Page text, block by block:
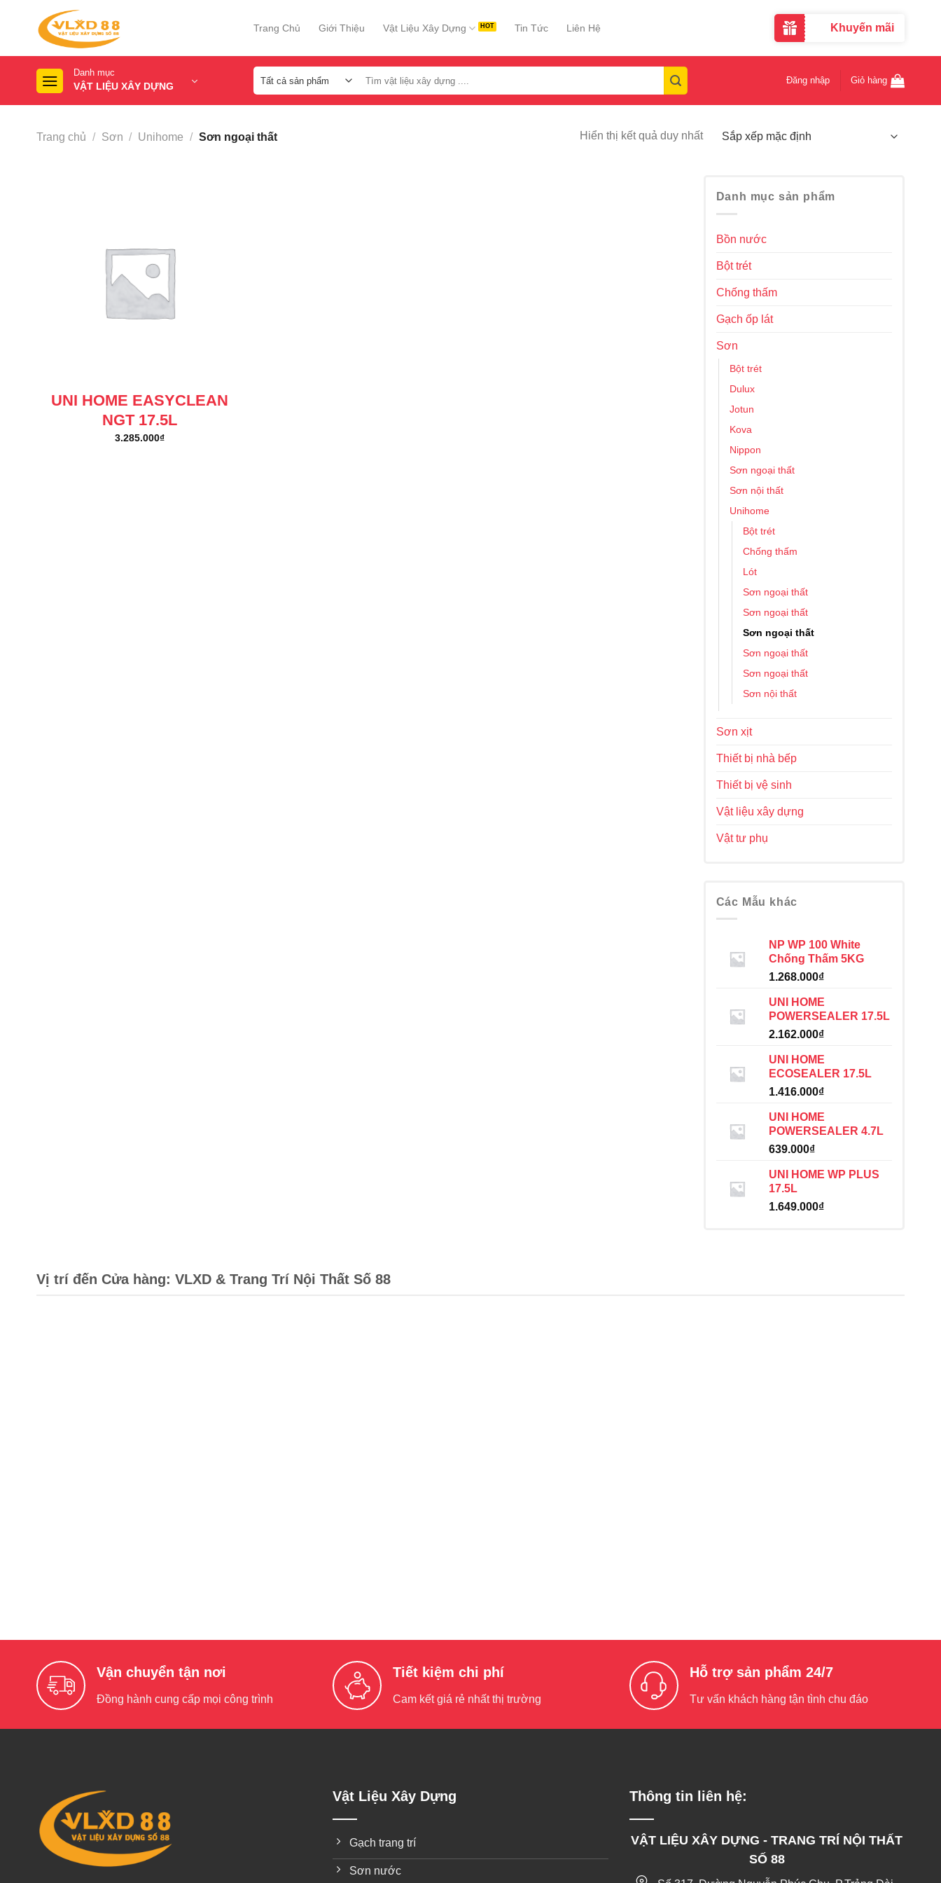
Trang Chủ Giới Thiệu Vật Liệu Xây Dựng Tin Tức Liên Hệ Khuyến mãi
Danh mục
VẬT LIỆU XÂY DỰNG
kiếm:
Đăng nhập Giỏ hàng
Trang chủ / Sơn / Unihome / Sơn ngoại thất Hiển thị kết quả duy nhất
UNI HOME EASYCLEAN
NGT 17.5L
3.285.000₫
Danh mục sản phẩm
Bồn nước
Bột trét
Chống thấm
Gạch ốp lát
Sơn
Bột trét
Dulux
Jotun
Kova
Nippon
Sơn ngoại thất
Sơn nội thất
Unihome
Bột trét
Chống thấm
Lót
Sơn ngoại thất
Sơn ngoại thất
Sơn ngoại thất
Sơn ngoại thất
Sơn ngoại thất
Sơn nội thất
Sơn xịt
Thiết bị nhà bếp
Thiết bị vệ sinh
Vật liệu xây dựng
Vật tư phụ
Các Mẫu khác
NP WP 100 White
Chống Thấm 5KG
1.268.000₫
UNI HOME
POWERSEALER 17.5L
2.162.000₫
UNI HOME
ECOSEALER 17.5L
1.416.000₫
UNI HOME
POWERSEALER 4.7L
639.000₫
UNI HOME WP PLUS
17.5L
1.649.000₫
Vị trí đến Cửa hàng: VLXD & Trang Trí Nội Thất Số 88
Vận chuyển tận nơi
Đồng hành cung cấp mọi công trình
Tiết kiệm chi phí
Cam kết giá rẻ nhất thị trường
Hỗ trợ sản phẩm 24/7
Tư vấn khách hàng tận tình chu đáo
Vật Liệu Xây Dựng
Gạch trang trí
Sơn nước
Thông tin liên hệ:
VẬT LIỆU XÂY DỰNG - TRANG TRÍ NỘI THẤT
SỐ 88